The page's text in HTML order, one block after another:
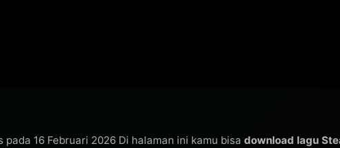
pada 16 Februari 2026 Di halaman ini kamu bisa download lagu